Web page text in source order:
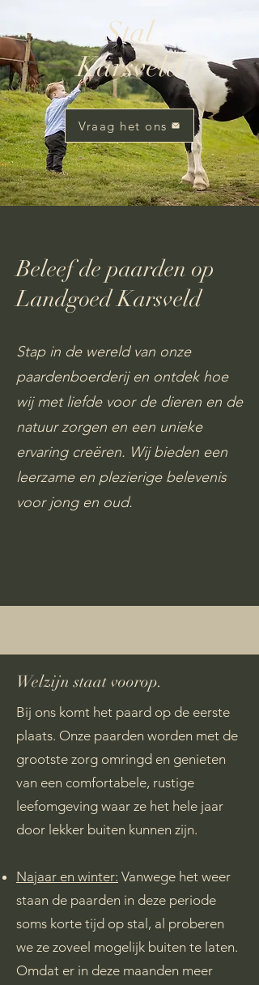
Stal
Karsveld
Vraag het ons
Beleef de paarden op
Landgoed Karsveld
​Stap in de wereld van onze
paardenboerderij en ontdek hoe
wij met liefde voor de dieren en de
natuur zorgen en een unieke
ervaring creëren. Wij bieden een
leerzame en plezierige belevenis
voor jong en oud.
Welzijn staat voorop.
Bij ons komt het paard op de eerste
plaats. Onze paarden worden met de
grootste zorg omringd en genieten
van een comfortabele, rustige
leefomgeving waar ze het hele jaar
door lekker buiten kunnen zijn.
Najaar en winter: Vanwege het weer
staan de paarden in deze periode
soms korte tijd op stal, al proberen
we ze zoveel mogelijk buiten te laten.
Omdat er in deze maanden meer